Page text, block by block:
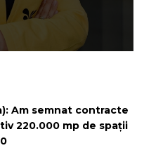
Am semnat contracte
220.000 mp de spații